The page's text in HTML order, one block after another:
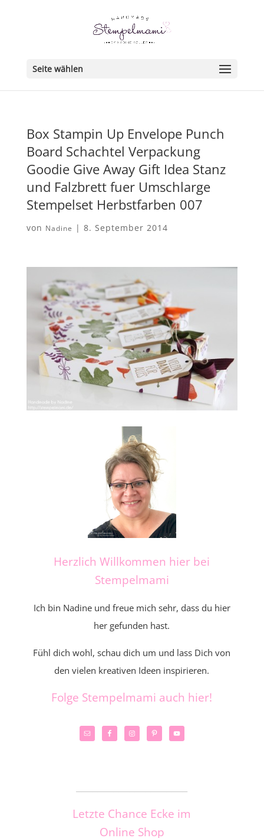
Seite wählen
Box Stampin Up Envelope Punch
Board Schachtel Verpackung
Goodie Give Away Gift Idea Stanz
und Falzbrett fuer Umschlarge
Stempelset Herbstfarben 007
von Nadine | 8. September 2014
Herzlich Willkommen hier bei
Stempelmami
Ich bin Nadine und freue mich sehr, dass du hier
her gefunden hast.
Fühl dich wohl, schau dich um und lass Dich von
den vielen kreativen Ideen inspirieren.
Folge Stempelmami auch hier!
Letzte Chance Ecke im
Online Shop